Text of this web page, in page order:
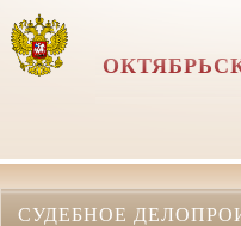
СУДЕБНОЕ